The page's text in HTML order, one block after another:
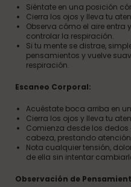
Siéntate en una posición
Cierra los ojos y lleva tu
Observa cómo el aire entra
controlar la respiración.
Si tu mente se distrae,
pensamientos y vuelve
respiración.
Escaneo Corporal:
Acuéstate boca arriba en
Cierra los ojos y lleva tu
Comienza desde los
cabeza, prestando
Nota cualquier tensión,
de ella sin intentar
Observación de